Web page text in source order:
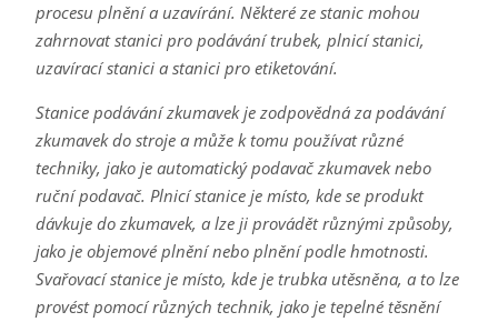
procesu plnění a uzavírání. Některé ze stanic mohou
zahrnovat stanici pro podávání trubek, plnicí stanici,
uzavírací stanici a stanici pro etiketování.
Stanice podávání zkumavek je zodpovědná za podávání
zkumavek do stroje a může k tomu používat různé
techniky, jako je automatický podavač zkumavek nebo
ruční podavač. Plnicí stanice je místo, kde se produkt
dávkuje do zkumavek, a lze ji provádět různými způsoby,
jako je objemové plnění nebo plnění podle hmotnosti.
Svařovací stanice je místo, kde je trubka utěsněna, a to lze
provést pomocí různých technik, jako je tepelné těsnění